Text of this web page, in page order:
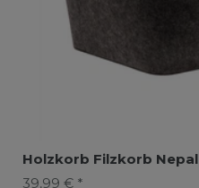
Holzkorb Filzkorb Nepal
39,99 € *